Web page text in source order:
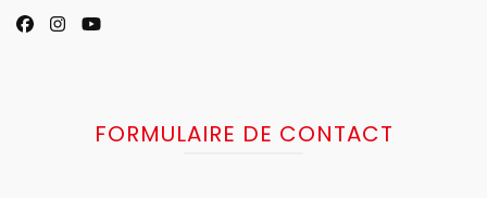
FORMULAIRE DE CONTACT